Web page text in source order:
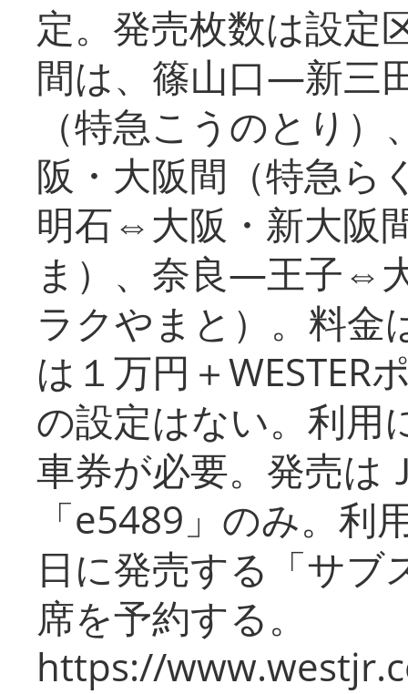
定。発売枚数は設定
間は、篠山口―新三
（特急こうのとり
阪・大阪間（特急
明石⇔大阪・新大阪
ま）、奈良―王子⇔
ラクやまと）。料金
は１万円＋WESTER
の設定はない。利用
車券が必要。発売は
「e5489」のみ。利
日に発売する「サブ
席を予約する。
https://